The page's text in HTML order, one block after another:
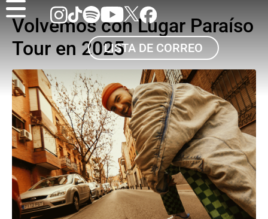
LISTA DE CORREO
Volvemos con Lugar Paraíso
Tour en 2025